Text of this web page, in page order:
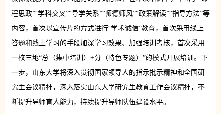
程思政”“学科交叉”“导学关系”“师德师风”“政策解读”“指导方法”等
内容，首次以宣传片的方式进行“学术诚信”教育，首次采用线上
答题和线上学习的手段加深学习效果、加强培训考核，首次采用
一校三地“总（集中培训）+分（特色专题）”的模式开展培训。下
一步，山东大学将深入贯彻国家领导人的指示批示精神和全国研
究生会议精神，深入落实山东大学研究生教育工作会议精神，不
断提升导师育人能力，持续提升导师队伍建设水平。